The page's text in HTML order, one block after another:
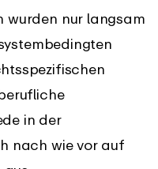
wurden nur langsam
in der
nach wie vor auf